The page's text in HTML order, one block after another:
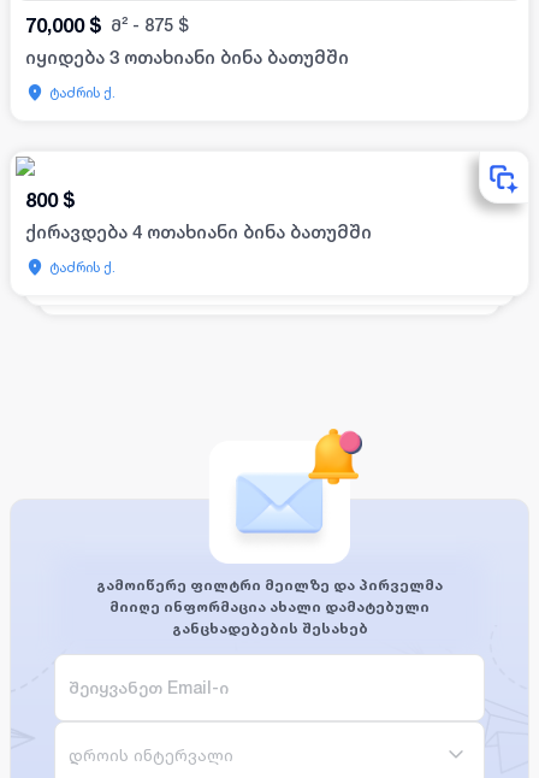
70,000 $ მ² - 875 $
იყიდება 3 ოთახიანი ბინა ბათუმში
ტაძრის ქ.
800 $
ქირავდება 4 ოთახიანი ბინა ბათუმში
ტაძრის ქ.
გამოიწერე ფილტრი მეილზე და პირველმა
მიიღე ინფორმაცია ახალი დამატებული
განცხადებების შესახებ
დროის ინტერვალი